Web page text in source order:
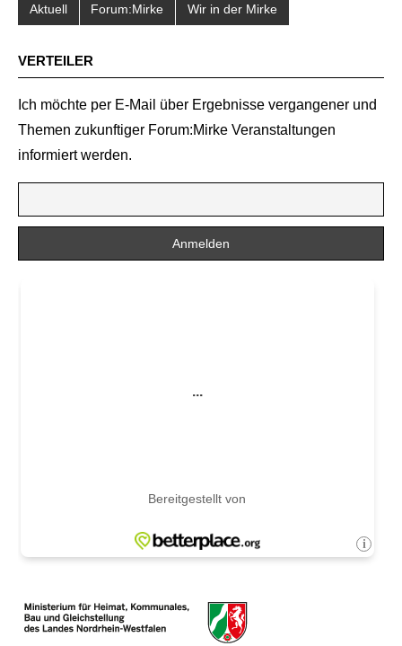
Aktuell Forum:Mirke Wir in der Mirke
VERTEILER
Ich möchte per E-Mail über Ergebnisse vergangener und
Themen zukunftiger Forum:Mirke Veranstaltungen
informiert werden.